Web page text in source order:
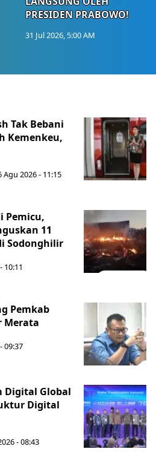
PRESIDEN PRABOWO!
31 Jul 2026, 5:00 AM
Tak Bebani
Kemenkeu,
Agu 2026 - 11:15
Pemicu,
11
Sodonghilir
10:11
Pemkab
Merata
09:37
Digital Global
Digital
- 08:43